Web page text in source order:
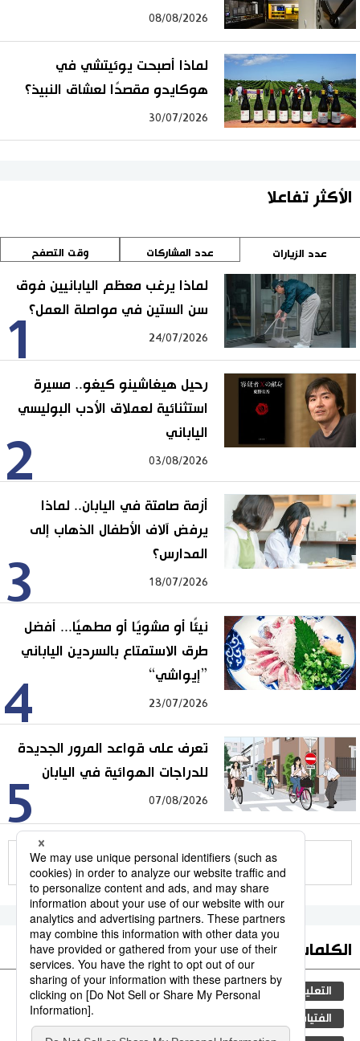
08/08/2026
لماذا أصبحت يوئيتشي في
هوكايدو مقصدًا لعشاق النبيذ؟
30/07/2026
الأكثر تفاعلا
عدد الزيارات عدد المشاركات وقت التصفح
1
لماذا يرغب معظم اليابانيين فوق
سن الستين في مواصلة العمل؟
24/07/2026
2
رحيل هيغاشينو كيغو.. مسيرة
استثنائية لعملاق الأدب البوليسي
الياباني
03/08/2026
3
أزمة صامتة في اليابان.. لماذا
يرفض آلاف الأطفال الذهاب إلى
المدارس؟
18/07/2026
4
نيئًا أو مشويًا أو مطهيًا... أفضل
طرق الاستمتاع بالسردين الياباني
”إيواشي“
23/07/2026
5
تعرف على قواعد المرور الجديدة
للدراجات الهوائية في اليابان
07/08/2026
للمزيد
الكلمات الأكثر بحثا
التعليم الياباني مجتمع طوكيو الجنس
الفتيات فن